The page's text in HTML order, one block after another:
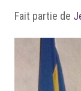
Fait partie de